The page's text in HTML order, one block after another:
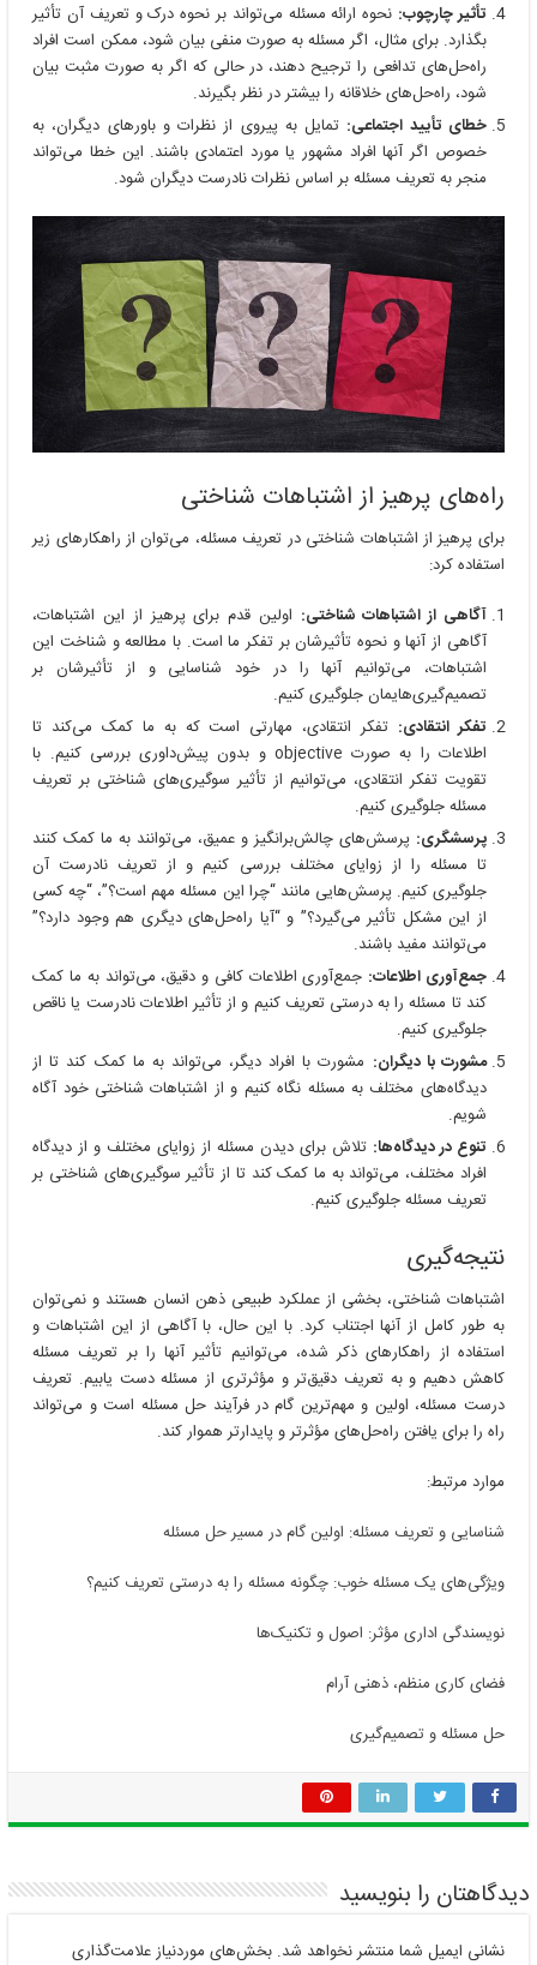
تأثیر چارچوب: نحوه ارائه مسئله می‌تواند بر نحوه درک و تعریف آن تأثیر
بگذارد. برای مثال، اگر مسئله به صورت منفی بیان شود، ممکن است افراد
راه‌حل‌های تدافعی را ترجیح دهند، در حالی که اگر به صورت مثبت بیان
شود، راه‌حل‌های خلاقانه را بیشتر در نظر بگیرند.
خطای تأیید اجتماعی: تمایل به پیروی از نظرات و باورهای دیگران، به
خصوص اگر آنها افراد مشهور یا مورد اعتمادی باشند. این خطا می‌تواند
منجر به تعریف مسئله بر اساس نظرات نادرست دیگران شود.
راه‌های پرهیز از اشتباهات شناختی
برای پرهیز از اشتباهات شناختی در تعریف مسئله، می‌توان از راهکارهای زیر
استفاده کرد:
آگاهی از اشتباهات شناختی: اولین قدم برای پرهیز از این اشتباهات،
آگاهی از آنها و نحوه تأثیرشان بر تفکر ما است. با مطالعه و شناخت این
اشتباهات، می‌توانیم آنها را در خود شناسایی و از تأثیرشان بر
تصمیم‌گیری‌هایمان جلوگیری کنیم.
تفکر انتقادی: تفکر انتقادی، مهارتی است که به ما کمک می‌کند تا
اطلاعات را به صورت objective و بدون پیش‌داوری بررسی کنیم. با
تقویت تفکر انتقادی، می‌توانیم از تأثیر سوگیری‌های شناختی بر تعریف
مسئله جلوگیری کنیم.
پرسشگری: پرسش‌های چالش‌برانگیز و عمیق، می‌توانند به ما کمک کنند
تا مسئله را از زوایای مختلف بررسی کنیم و از تعریف نادرست آن
جلوگیری کنیم. پرسش‌هایی مانند “چرا این مسئله مهم است؟”، “چه کسی
از این مشکل تأثیر می‌گیرد؟” و “آیا راه‌حل‌های دیگری هم وجود دارد؟”
می‌توانند مفید باشند.
جمع‌آوری اطلاعات: جمع‌آوری اطلاعات کافی و دقیق، می‌تواند به ما کمک
کند تا مسئله را به درستی تعریف کنیم و از تأثیر اطلاعات نادرست یا ناقص
جلوگیری کنیم.
مشورت با دیگران: مشورت با افراد دیگر، می‌تواند به ما کمک کند تا از
دیدگاه‌های مختلف به مسئله نگاه کنیم و از اشتباهات شناختی خود آگاه
شویم.
تنوع در دیدگاه‌ها: تلاش برای دیدن مسئله از زوایای مختلف و از دیدگاه
افراد مختلف، می‌تواند به ما کمک کند تا از تأثیر سوگیری‌های شناختی بر
تعریف مسئله جلوگیری کنیم.
نتیجه‌گیری
اشتباهات شناختی، بخشی از عملکرد طبیعی ذهن انسان هستند و نمی‌توان
به طور کامل از آنها اجتناب کرد. با این حال، با آگاهی از این اشتباهات و
استفاده از راهکارهای ذکر شده، می‌توانیم تأثیر آنها را بر تعریف مسئله
کاهش دهیم و به تعریف دقیق‌تر و مؤثرتری از مسئله دست یابیم. تعریف
درست مسئله، اولین و مهم‌ترین گام در فرآیند حل مسئله است و می‌تواند
راه را برای یافتن راه‌حل‌های مؤثرتر و پایدارتر هموار کند.
موارد مرتبط:
شناسایی و تعریف مسئله: اولین گام در مسیر حل مسئله
ویژگی‌های یک مسئله خوب: چگونه مسئله را به درستی تعریف کنیم؟
نویسندگی اداری مؤثر: اصول و تکنیک‌ها
فضای کاری منظم، ذهنی آرام
حل مسئله و تصمیم‌گیری
دیدگاهتان را بنویسید
نشانی ایمیل شما منتشر نخواهد شد. بخش‌های موردنیاز علامت‌گذاری